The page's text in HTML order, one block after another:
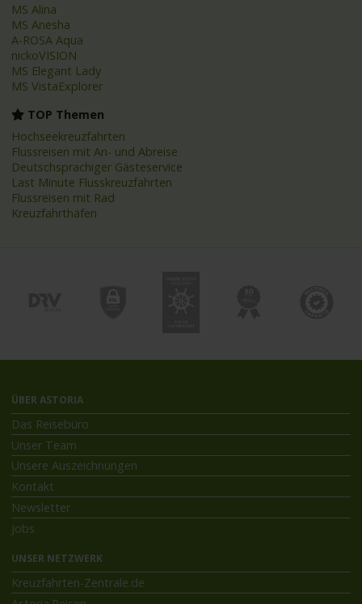
MS Alina
MS Anesha
A-ROSA Aqua
nickoVISION
MS Elegant Lady
MS VistaExplorer
TOP Themen
Hochseekreuzfahrten
Flussreisen mit An- und Abreise
Deutschsprachiger Gästeservice
Last Minute Flusskreuzfahrten
Flussreisen mit Rad
Kreuzfahrthäfen
ÜBER ASTORIA
Das Reisebüro
Unser Team
Unsere Auszeichnungen
Kontakt
Newsletter
Jobs
UNSER NETZWERK
Kreuzfahrten-Zentrale.de